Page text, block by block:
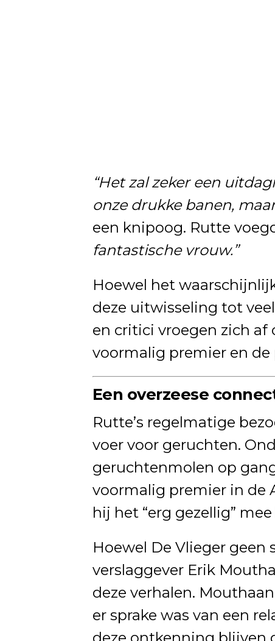
“Het zal zeker een
onze drukke banen,
een knipoog. Rutte
fantastische vrouw.”
Hoewel het
deze uitwisseling tot
en critici vroegen zich af
voormalig premier en
Een overzeese
Rutte’s regelmatige
voer voor geruchten.
geruchtenmolen op
voormalig premier in de
hij het “erg gezellig”
Hoewel De Vlieger geen
verslaggever Erik
deze verhalen.
er sprake was van een
deze ontkenning blijven